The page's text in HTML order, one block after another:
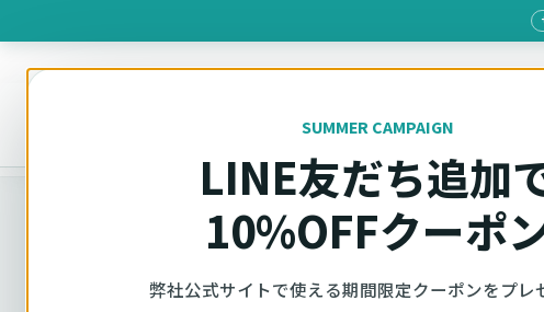
SUMMER CAMPAIGN
LINE友だち追加
10%OFFクーポ
弊社公式サイトで使える期間限定クーポンをプレ
製品を探す
車種別適合